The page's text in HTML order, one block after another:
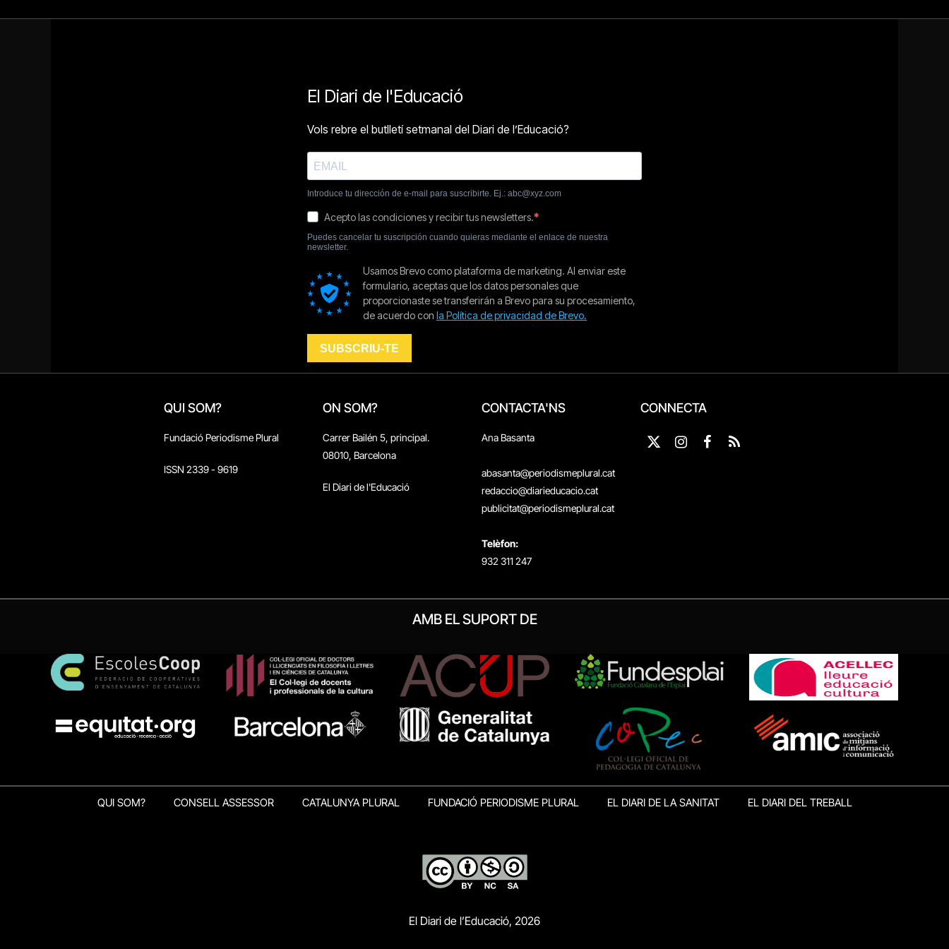
QUI SOM?
Fundació Periodisme Plural
ISSN 2339 - 9619
ON SOM?
Carrer Bailén 5, principal.
08010, Barcelona
El Diari de l'Educació
CONTACTA'NS
Ana Basanta
abasanta@periodismeplural.cat
redaccio@diarieducacio.cat
publicitat@periodismeplural.cat
Telèfon:
932 311 247
CONNECTA
X
Instagram
Facebook
RSS
AMB EL SUPORT DE
QUI SOM? CONSELL ASSESSOR CATALUNYA PLURAL FUNDACIÓ PERIODISME PLURAL EL DIARI DE LA SANITAT EL DIARI DEL TREBALL
El Diari de l’Educació, 2026